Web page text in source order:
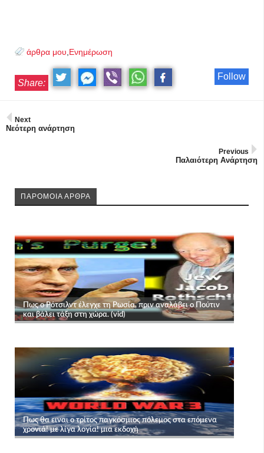
άρθρα μου Ενημέρωση
Follow
Share:
Next
Νεότερη ανάρτηση
Previous
Παλαιότερη Ανάρτηση
ΠΑΡΟΜΟΙΑ ΑΡΘΡΑ